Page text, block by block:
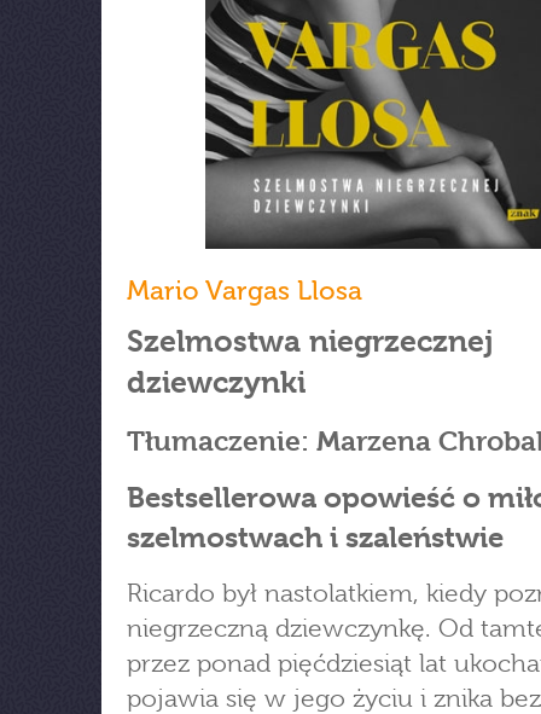
Mario Vargas Llosa
Szelmostwa niegrzecznej
dziewczynki
Tłumaczenie: Marzena
Bestsellerowa opowieść o
szelmostwach i szaleństwie
Ricardo był nastolatkiem, kiedy
niegrzeczną dziewczynkę. Od
przez ponad pięćdziesiąt lat
pojawia się w jego życiu i znika